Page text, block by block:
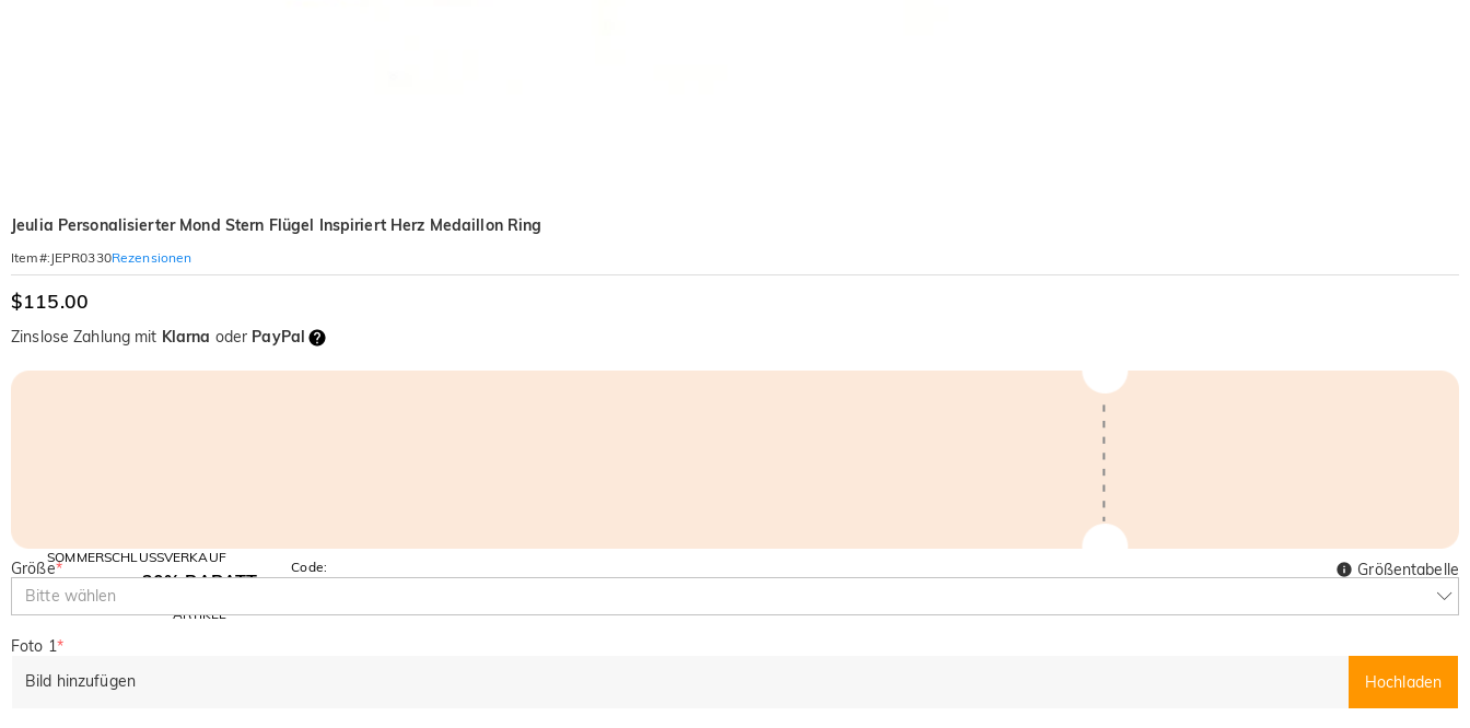
Jeulia Personalisierter Mond Stern Flügel Inspiriert Herz Medaillon Ring
Item#: JEPR0330Rezensionen
$115.00
Zinslose Zahlung mit Klarna oder PayPal
SOMMERSCHLUSSVERKAUF
10% RABATT
AUF ALLES
30% RABATT
ARTIKEL
Code:
SUMMER
Größe*
Bitte wählen
Größentabelle
Foto 1*
Bild hinzufügen
Hochladen